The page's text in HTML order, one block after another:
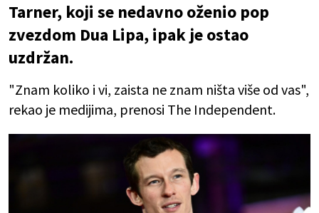
Tarner, koji se nedavno oženio pop
zvezdom Dua Lipa, ipak je ostao
uzdržan.
"Znam koliko i vi, zaista ne znam ništa više od vas",
rekao je medijima, prenosi The Independent.